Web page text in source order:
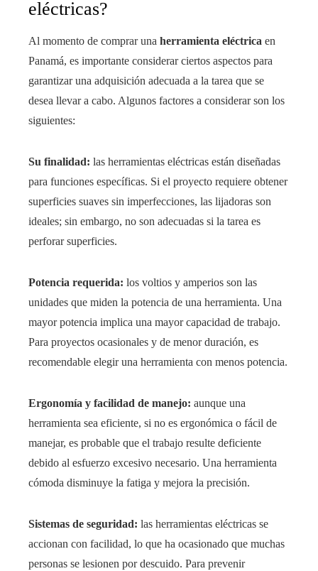
eléctricas?
Al momento de comprar una herramienta eléctrica en
Panamá, es importante considerar ciertos aspectos para
garantizar una adquisición adecuada a la tarea que se
desea llevar a cabo. Algunos factores a considerar son los
siguientes:
Su finalidad: las herramientas eléctricas están diseñadas
para funciones específicas. Si el proyecto requiere obtener
superficies suaves sin imperfecciones, las lijadoras son
ideales; sin embargo, no son adecuadas si la tarea es
perforar superficies.
Potencia requerida: los voltios y amperios son las
unidades que miden la potencia de una herramienta. Una
mayor potencia implica una mayor capacidad de trabajo.
Para proyectos ocasionales y de menor duración, es
recomendable elegir una herramienta con menos potencia.
Ergonomía y facilidad de manejo: aunque una
herramienta sea eficiente, si no es ergonómica o fácil de
manejar, es probable que el trabajo resulte deficiente
debido al esfuerzo excesivo necesario. Una herramienta
cómoda disminuye la fatiga y mejora la precisión.
Sistemas de seguridad: las herramientas eléctricas se
accionan con facilidad, lo que ha ocasionado que muchas
personas se lesionen por descuido. Para prevenir